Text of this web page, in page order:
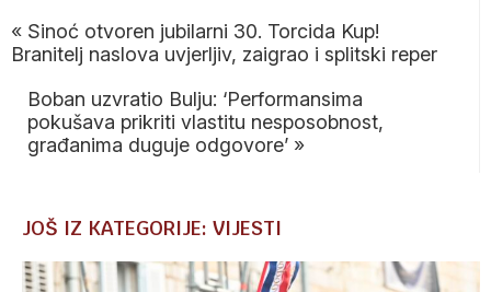
« Sinoć otvoren jubilarni 30. Torcida Kup!
Branitelj naslova uvjerljiv, zaigrao i splitski reper
Boban uzvratio Bulju: ‘Performansima
pokušava prikriti vlastitu nesposobnost,
građanima duguje odgovore’ »
JOŠ IZ KATEGORIJE: VIJESTI